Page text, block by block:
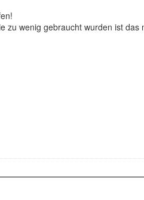
zu wenig gebraucht wurden ist das